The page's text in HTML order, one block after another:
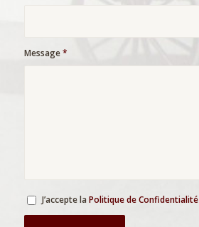
Message*
J’accepte laPolitique de Confidentialité